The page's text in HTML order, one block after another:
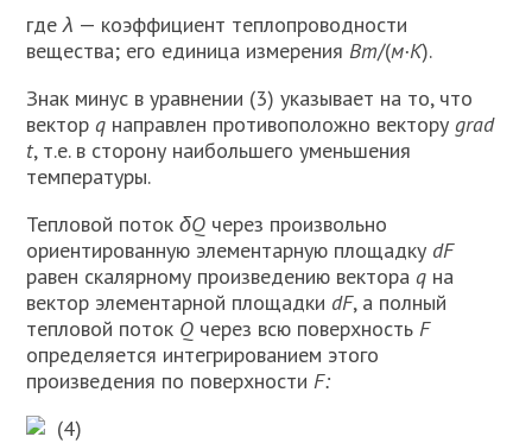
гдеλ — коэффициент теплопро­водности
вещества; его единица измеренияВт/(м·К).
Знак минус в уравнении (3) ука­зывает на то, что
векторq направлен противоположно вектору grad
t, т.е. в сторону наибольшего уменьшения
температуры.
Тепловой потокδQ через произволь­но
ориентированную элементарную пло­щадку dF
равен скалярному произведе­нию вектораq на
вектор элементарной площадки dF, а полный
тепловой поток Q через всю поверхностьF
определяется интегрированием этого
произведения по поверхностиF:
(4)